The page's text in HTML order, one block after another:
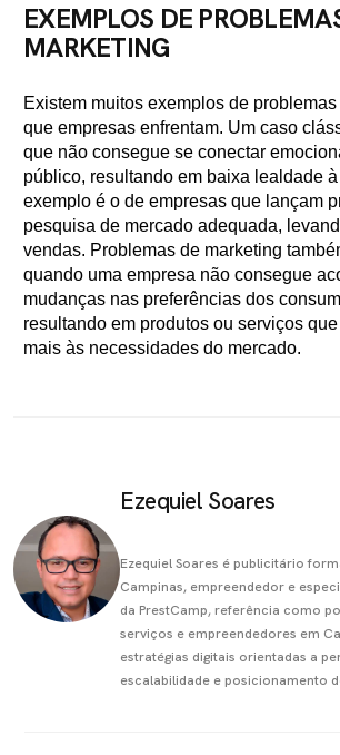
EXEMPLOS DE
MARKETING
Existem muitos exemplos de
que empresas enfrentam. Um caso
que não consegue se conectar
público, resultando em baixa lealdade
exemplo é o de empresas que lançam
pesquisa de mercado adequada,
vendas. Problemas de marketing
quando uma empresa não consegue
mudanças nas preferências dos
resultando em produtos ou serviços
mais às necessidades do mercado.
Ezequiel Soares
Ezequiel Soares é publicitário
Campinas, empreendedor e
da PrestCamp, referência como
serviços e empreendedores em
estratégias digitais orientadas a
escalabilidade e posicionamento